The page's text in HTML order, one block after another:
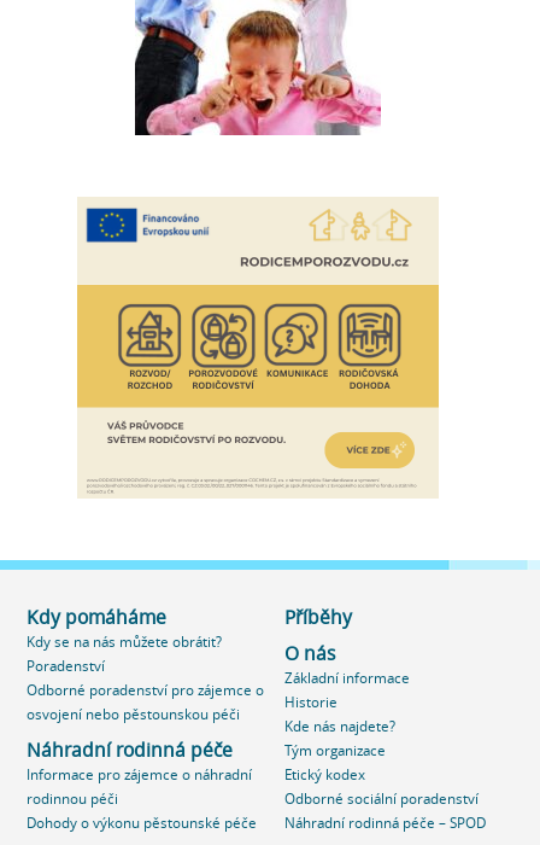
Kdy pomáháme
Kdy se na nás můžete obrátit?
Poradenství
Odborné poradenství pro zájemce o
osvojení nebo pěstounskou péči
Náhradní rodinná péče
Informace pro zájemce o náhradní
rodinnou péči
Dohody o výkonu pěstounské péče
Příběhy
O nás
Základní informace
Historie
Kde nás najdete?
Tým organizace
Etický kodex
Odborné sociální poradenství
Náhradní rodinná péče – SPOD